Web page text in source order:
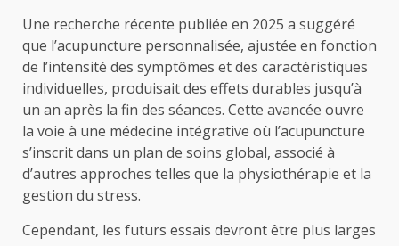
Une recherche récente publiée en 2025 a suggéré
que l’acupuncture personnalisée, ajustée en fonction
de l’intensité des symptômes et des caractéristiques
individuelles, produisait des effets durables jusqu’à
un an après la fin des séances. Cette avancée ouvre
la voie à une médecine intégrative où l’acupuncture
s’inscrit dans un plan de soins global, associé à
d’autres approches telles que la physiothérapie et la
gestion du stress.
Cependant, les futurs essais devront être plus larges